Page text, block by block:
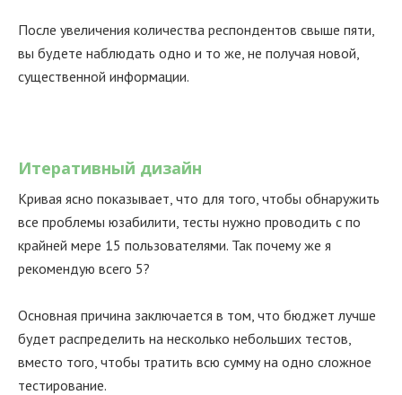
После увеличения количества респондентов свыше пяти,
вы будете наблюдать одно и то же, не получая новой,
существенной информации.
Итеративный дизайн
Кривая ясно показывает, что для того, чтобы обнаружить
все проблемы юзабилити, тесты нужно проводить с по
крайней мере 15 пользователями. Так почему же я
рекомендую всего 5?
Основная причина заключается в том, что бюджет лучше
будет распределить на несколько небольших тестов,
вместо того, чтобы тратить всю сумму на одно сложное
тестирование.